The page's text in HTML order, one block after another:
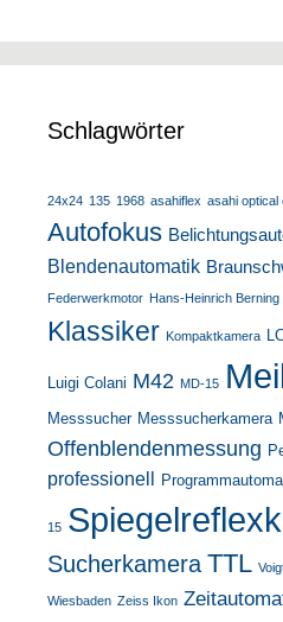
Schlagwörter
24x24 135 1968 asahiflex asahi optical
Autofokus
Blendenautomatik
Federwerkmotor Hans-Heinrich Berning
Klassiker Kompaktkamera
Luigi Colani M42 MD-15
Messsucher Messsucherkamera
Offenblendenmessung
professionell
15
Sucherkamera TTL
Wiesbaden Zeiss Ikon